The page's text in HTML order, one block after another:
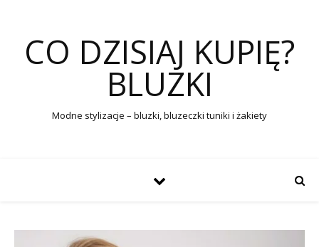
CO DZISIAJ KUPIĘ?
BLUZKI
Modne stylizacje – bluzki, bluzeczki tuniki i żakiety